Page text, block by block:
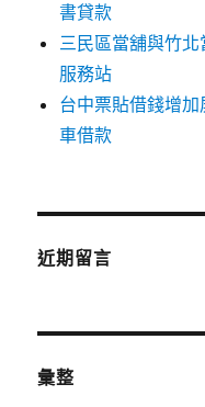
書貸款
三民區當舖與竹
服務站
台中票貼借錢增
車借款
近期留言
彙整